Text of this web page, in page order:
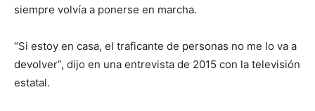
siempre volvía a ponerse en marcha.
“Si estoy en casa, el traficante de personas no me lo va a
devolver”, dijo en una entrevista de 2015 con la televisión
estatal.